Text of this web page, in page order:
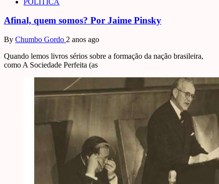
Afinal, quem somos? Por Jaime Pinsky
By Chumbo Gordo 2 anos ago
Quando lemos livros sérios sobre a formação da nação brasileira,
como A Sociedade Perfeita (as